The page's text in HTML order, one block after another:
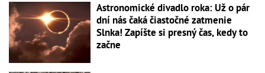
Astronomické divadlo roka: Už o pár
dní nás čaká čiastočné zatmenie
Slnka! Zapíšte si presný čas, kedy to
začne